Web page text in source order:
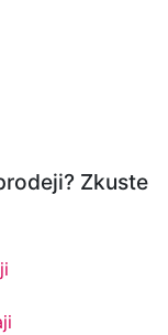
Zkuste